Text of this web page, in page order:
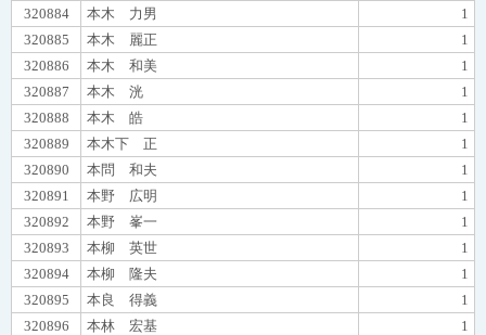
320884
本木 力男
1
320885
本木 麗正
1
320886
本木 和美
1
320887
本木 洸
1
320888
本木 皓
1
320889
本木下 正
1
320890
本問 和夫
1
320891
本野 広明
1
320892
本野 峯一
1
320893
本柳 英世
1
320894
本柳 隆夫
1
320895
本良 得義
1
320896
本林 宏基
1